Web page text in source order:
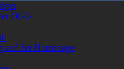
ÖGG
auf der Homepage